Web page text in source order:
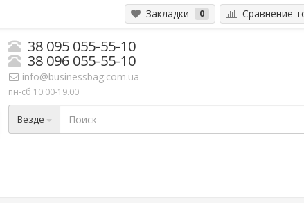
Закладки 0 Сравнение
38 095 055-55-10
38 096 055-55-10
info@businessbag.com.ua
пн-сб 10.00-19.00
Везде